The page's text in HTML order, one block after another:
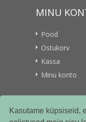
Kasutame küpsiseid,
MINU
Pood
Ostukorv
Kassa
Minu konto